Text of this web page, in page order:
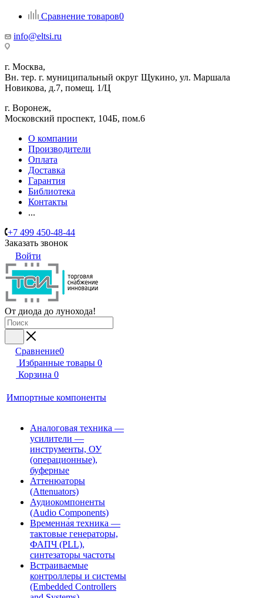
Сравнение товаров0
info@eltsi.ru
г. Москва,
Вн. тер. г. муниципальный округ Щукино, ул. Маршала
Новикова, д.7, помещ. 1/Ц
г. Воронеж,
​Московский проспект, 104Б, пом.6
О компании
Производители
Оплата
Доставка
Гарантия
Библиотека
Контакты
...
+7 499 450-48-44
Заказать звонок
Войти
От диода до лунохода!
Сравнение0
Избранные товары 0
Корзина 0
Импортные компоненты
Аналоговая техника —
усилители —
инструменты, ОУ
(операционные),
буферные
Аттенюаторы
(Attenuators)
Аудиокомпоненты
(Audio Components)
Временна́я техника —
тактовые генераторы,
ФАПЧ (PLL),
синтезаторы частоты
Встраиваемые
контроллеры и системы
(Embedded Controllers